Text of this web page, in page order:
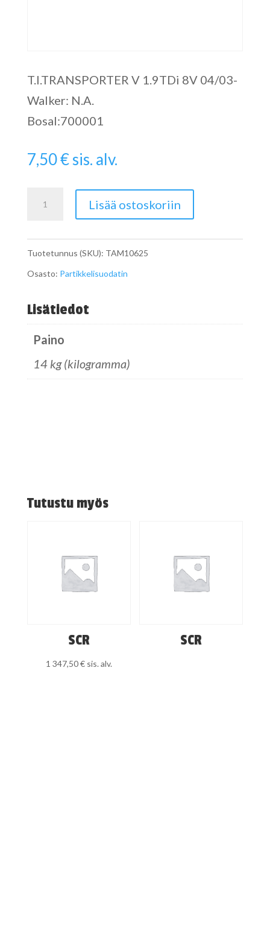
T.I.TRANSPORTER V 1.9TDi 8V 04/03-
Walker: N.A.
Bosal:700001
7,50€sis. alv.
Lisää ostoskoriin
Tuotetunnus (SKU): TAM10625
Osasto: Partikkelisuodatin
Lisätiedot
Paino
14 kg (kilogramma)
Tutustu myös
SCR
1 347,50€ sis. alv.
SCR